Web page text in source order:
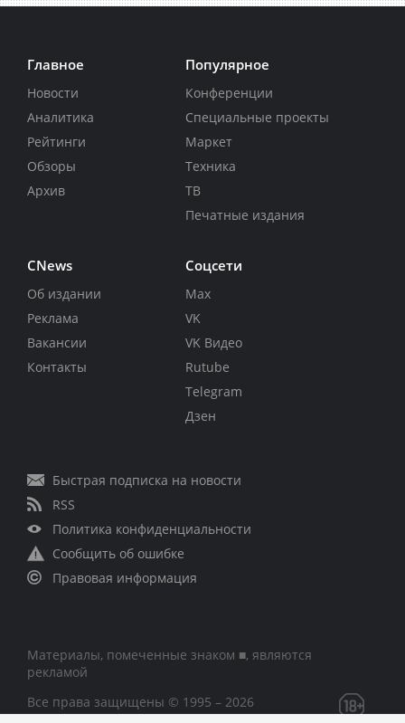
Главное
Новости
Аналитика
Рейтинги
Обзоры
Архив
Популярное
Конференции
Специальные проекты
Маркет
Техника
ТВ
Печатные издания
CNews
Об издании
Реклама
Вакансии
Контакты
Соцсети
Max
VK
VK Видео
Rutube
Telegram
Дзен
Быстрая подписка на новости
RSS
Политика конфиденциальности
Сообщить об ошибке
Правовая информация
Материалы, помеченные знаком ■, являются
рекламой
Все права защищены © 1995 – 2026